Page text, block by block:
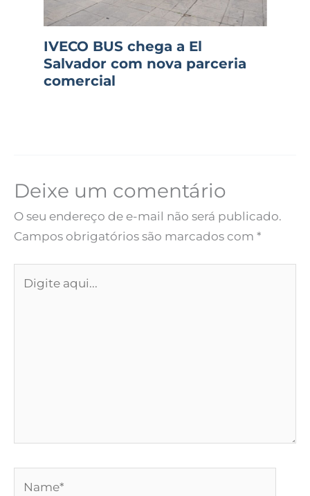
IVECO BUS chega a El
Salvador com nova parceria
comercial
Deixe um comentário
O seu endereço de e-mail não será publicado.
Campos obrigatórios são marcados com *
aqui...